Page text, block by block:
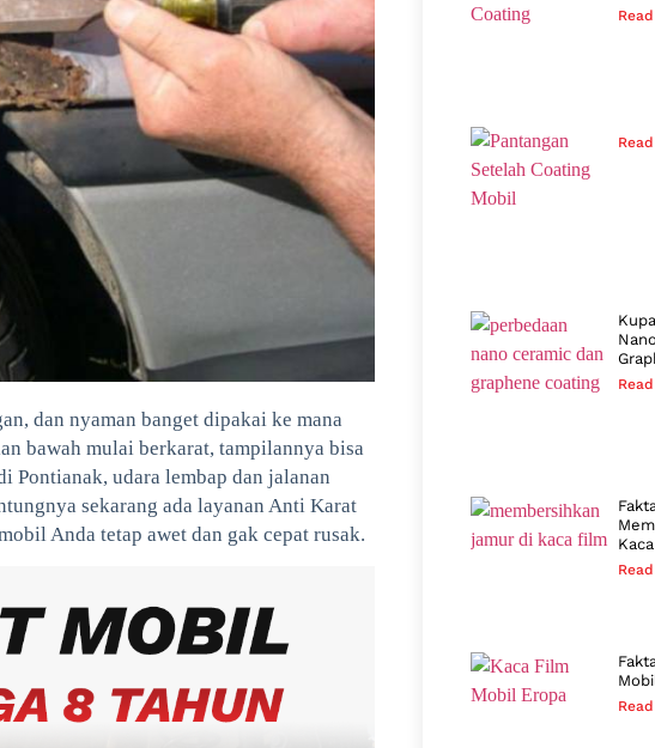
dan nyaman banget dipakai ke mana
bawah mulai berkarat, tampilannya bisa
Pontianak, udara lembap dan jalanan
sekarang ada layanan Anti Karat
Anda tetap awet dan gak cepat rusak.